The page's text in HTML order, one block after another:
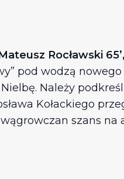
Rocławski
pod wodzą
Należy
Kołackiego
szans